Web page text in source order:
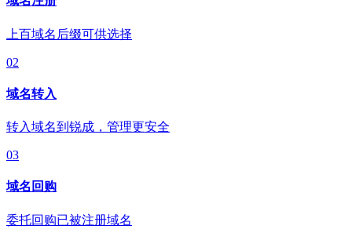
上百域名后缀可供选择
02
域名转入
转入域名到锐成，管理更安全
03
域名回购
委托回购已被注册域名